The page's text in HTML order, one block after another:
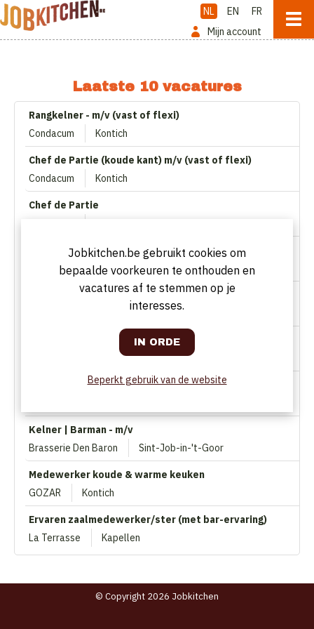
NL EN
FR
Mijn account
Laatste 10 vacatures
Rangkelner - m/v (vast of flexi)
Condacum
Kontich
Chef de Partie (koude kant) m/v (vast of flexi)
Condacum
Kontich
Chef de Partie
Zaalmedewerker
Bistro Georges
Mechelen
Chef de Cuisine | Chef-kok
Mechelen
Japanese Kiosk - RATZ Food Market
Zaal- & Barmedewerker - vast | flexi | student
Kelner | Barman - m/v
Brasserie Den Baron
Sint-Job-in-'t-Goor
Medewerker koude & warme keuken
GOZAR
Kontich
Ervaren zaalmedewerker/ster (met bar-ervaring)
La Terrasse
Kapellen
© Copyright 2026 Jobkitchen
Jobkitchen.be gebruikt cookies om
bepaalde voorkeuren te onthouden en
vacatures af te stemmen op je
interesses.
Beperkt gebruik van de website